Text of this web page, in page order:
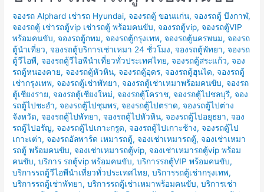
จองรถ Alphard เช่ารถ Hyundai,จองรถตู้ ขอนแก่น,จองรถตู้ บึงกาฬ,
จองรถตู้ เช่ารถตู้vip เช่ารถตู้ พร้อมคนขับ,จองรถตู้vip,จองรถตู้VIP
พร้อมคนขับ,จองรถตู้กทม,จองรถตู้กรุงเทพ,จองรถตู้นครพนม,จองรถ
ตู้นำเที่ยว,จองรถตู้บริการเช่าเหมา 24 ชั่วโมง,จองรถตู้พัทยา,จองรถ
ตู้วีไอพี,จองรถตู้วีไอพีนำเที่ยวทั่วประเทศไทย,จองรถตู้สระแก้ว,จอง
รถตู้หนองคาย,จองรถตู้หัวหิน,จองรถตู้อุดร,จองรถตู้ฮุนได,จองรถตู้
เช่ากรุงเทพ,จองรถตู้เช่าพัทยา,จองรถตู้เช่าเหมาพร้อมคนขับ,จองรถ
ตู้เชียงราย,จองรถตู้เชียงใหม่,จองรถตู้โคราช,จองรถตู้ไปชลบุรี,จอง
รถตู้ไปชะอำ,จองรถตู้ไปชุมพร,จองรถตู้ไปตราด,จองรถตู้ไปต่าง
จังหวัด,จองรถตู้ไปพัทยา,จองรถตู้ไปหัวหิน,จองรถตู้ไปอยุธยา,จอง
รถตู้ไปอรัญ,จองรถตู้ไปเกาะกรูด,จองรถตู้ไปเกาะช้าง,จองรถตู้ไป
เกาะเต่า,จองรถอัลพาร์ด เหมารถตู้,จองเช่าเหมารถตู้,จองเช่าเหมา
รถตู้ พร้อมคนขับ,จองเช่าเหมารถตู้vip,จองเช่าเหมารถตู้vip พร้อม
คนขับ,บริการ รถตู้vip พร้อมคนขับ,บริการรถตู้VIP พร้อมคนขับ,
บริการรถตู้วีไอพีนำเที่ยวทั่วประเทศไทย,บริการรถตู้เช่ากรุงเทพ,
บริการรถตู้เช่าพัทยา,บริการรถตู้เช่าเหมาพร้อมคนขับ,บริการเช่า